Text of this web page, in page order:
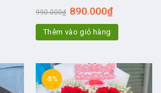
990.000₫ 890.000₫
Thêm vào giỏ hàng
-8%